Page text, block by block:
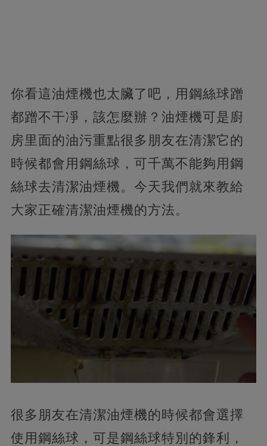
你看這油煙機也太臟了吧，用鋼絲球蹭
都蹭不干凈，該怎麼辦？油煙機可是廚
房里面的油污重點很多朋友在清潔它的
時候都會用鋼絲球，可千萬不能夠用鋼
絲球去清潔油煙機。今天我們就來教給
大家正確清潔油煙機的方法。
很多朋友在清潔油煙機的時候都會選擇
使用鋼絲球，可是鋼絲球特別的鋒利，